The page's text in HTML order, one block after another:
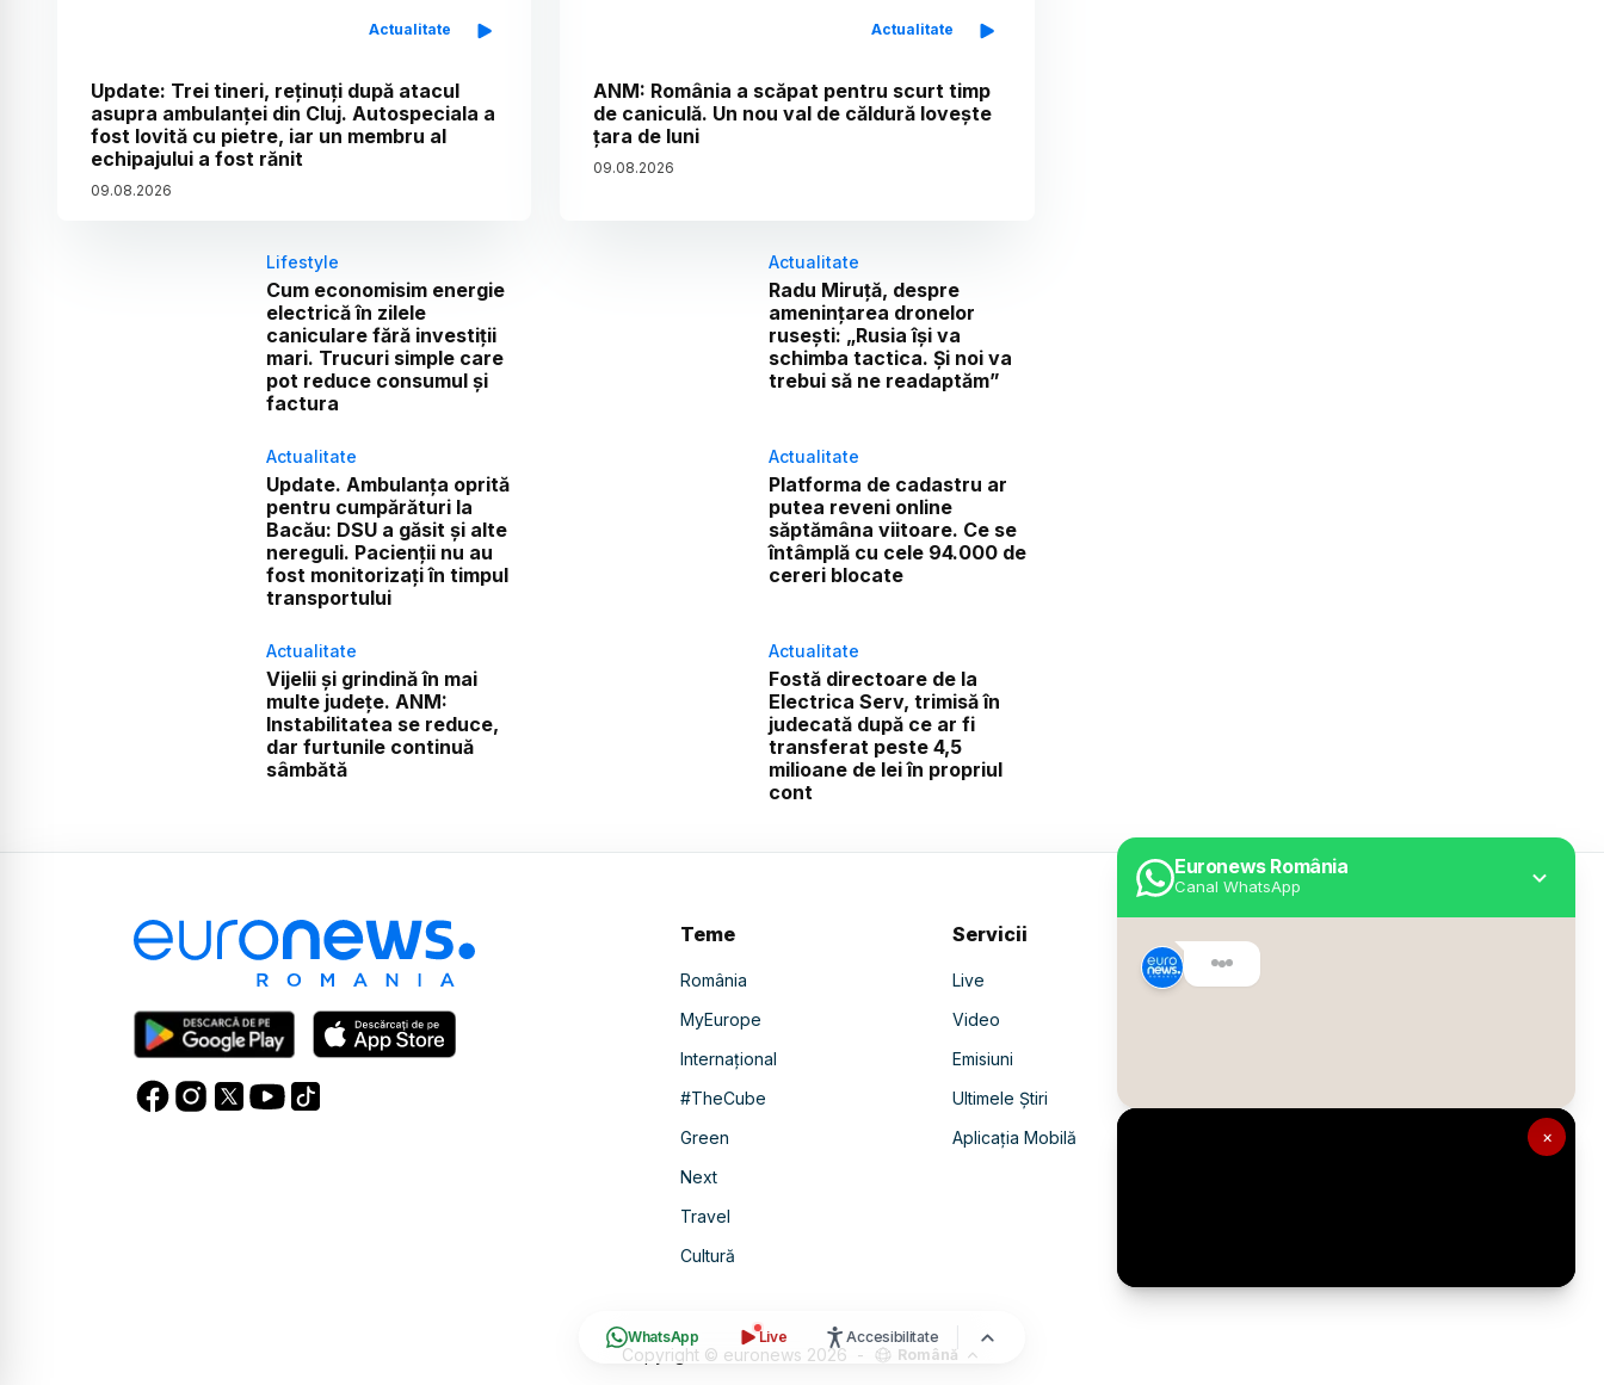
×
Euronews România
Canal WhatsApp
WhatsApp Live Accesibilitate
Actualitate
Update: Trei tineri, reținuți după atacul
asupra ambulanței din Cluj. Autospeciala a
fost lovită cu pietre, iar un membru al
echipajului a fost rănit
09.08.2026
Actualitate
ANM: România a scăpat pentru scurt timp
de caniculă. Un nou val de căldură lovește
țara de luni
09.08.2026
Lifestyle
Cum economisim energie
electrică în zilele
caniculare fără investiții
mari. Trucuri simple care
pot reduce consumul și
factura
Actualitate
Radu Miruță, despre
amenințarea dronelor
rusești: „Rusia își va
schimba tactica. Și noi va
trebui să ne readaptăm”
Actualitate
Update. Ambulanța oprită
pentru cumpărături la
Bacău: DSU a găsit și alte
nereguli. Pacienții nu au
fost monitorizați în timpul
transportului
Actualitate
Platforma de cadastru ar
putea reveni online
săptămâna viitoare. Ce se
întâmplă cu cele 94.000 de
cereri blocate
Actualitate
Vijelii și grindină în mai
multe județe. ANM:
Instabilitatea se reduce,
dar furtunile continuă
sâmbătă
Actualitate
Fostă directoare de la
Electrica Serv, trimisă în
judecată după ce ar fi
transferat peste 4,5
milioane de lei în propriul
cont
Teme
România
MyEurope
Internațional
#TheCube
Green
Next
Travel
Cultură
Servicii
Live
Video
Emisiuni
Ultimele Știri
Aplicația Mobilă
Despre Euronews
Copyright © euronews 2026 - Română